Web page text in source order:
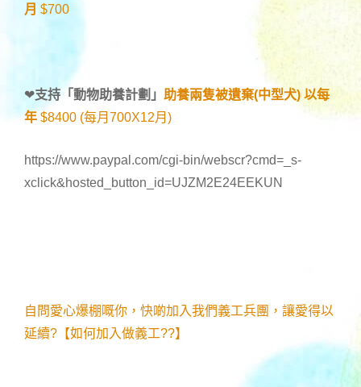
月 $700
❤支持「動物助養計劃 」 助養兩隻被遺棄(中型犬) 以每
年 $8400 (每月700X12月)
https://www.paypal.com/cgi-bin/webscr?cmd=_s-
xclick&hosted_button_id=UJZM2E24EEKUN
自問愛心爆棚嘅你，快啲加入我們義工兵團，讓愛得以
延續?【如何加入做義工??】